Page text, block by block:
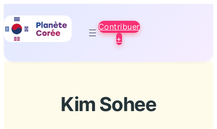
au
contenu
Contribuer
+
Kim Sohee